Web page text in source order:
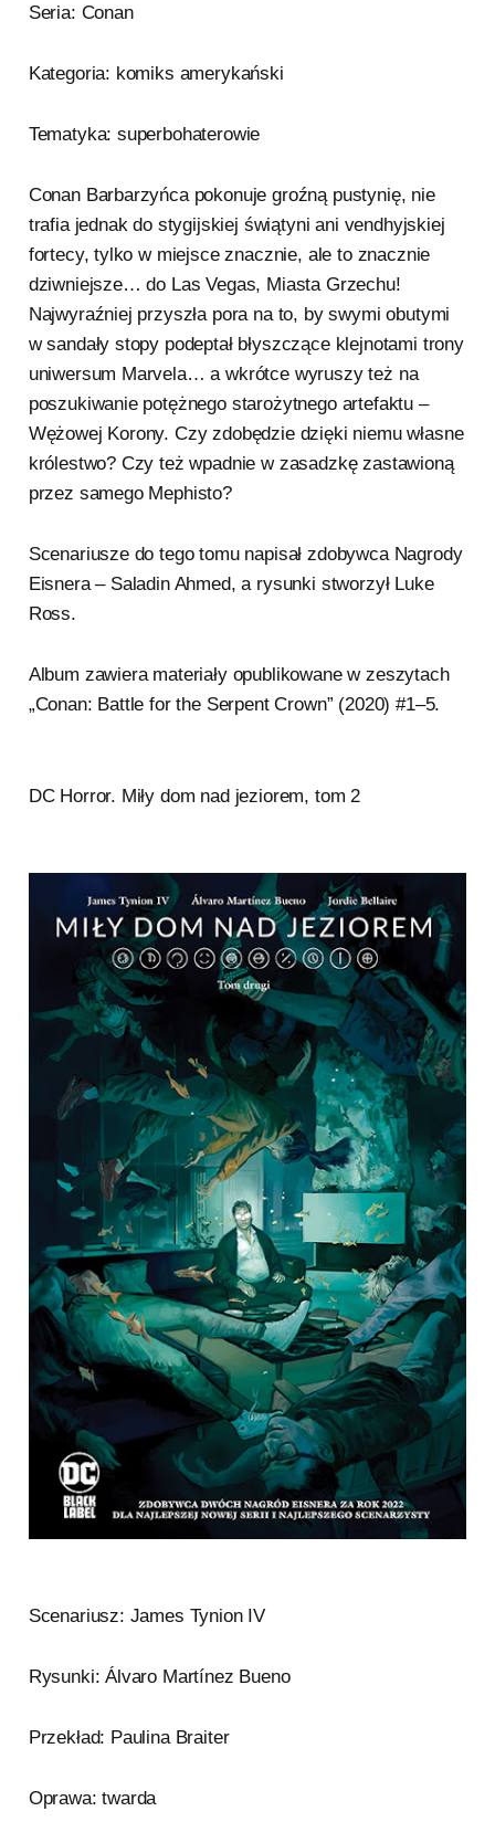
Seria: Conan
Kategoria: komiks amerykański
Tematyka: superbohaterowie
Conan Barbarzyńca pokonuje groźną pustynię, nie
trafia jednak do stygijskiej świątyni ani vendhyjskiej
fortecy, tylko w miejsce znacznie, ale to znacznie
dziwniejsze… do Las Vegas, Miasta Grzechu!
Najwyraźniej przyszła pora na to, by swymi obutymi
w sandały stopy podeptał błyszczące klejnotami trony
uniwersum Marvela… a wkrótce wyruszy też na
poszukiwanie potężnego starożytnego artefaktu –
Wężowej Korony. Czy zdobędzie dzięki niemu własne
królestwo? Czy też wpadnie w zasadzkę zastawioną
przez samego Mephisto?
Scenariusze do tego tomu napisał zdobywca Nagrody
Eisnera – Saladin Ahmed, a rysunki stworzył Luke
Ross.
Album zawiera materiały opublikowane w zeszytach
„Conan: Battle for the Serpent Crown” (2020) #1–5.
DC Horror. Miły dom nad jeziorem, tom 2
Scenariusz: James Tynion IV
Rysunki: Álvaro Martínez Bueno
Przekład: Paulina Braiter
Oprawa: twarda